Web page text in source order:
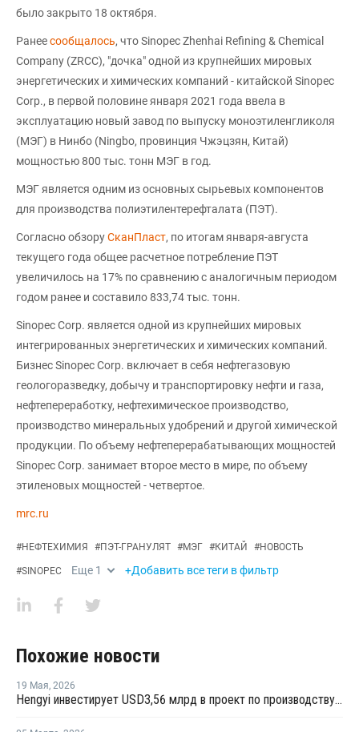
было закрыто 18 октября.
Ранеесообщалось, что Sinopec Zhenhai Refining & Chemical
Company (ZRCC), "дочка" одной из крупнейших мировых
энергетических и химических компаний - китайской Sinopec
Corp., в первой половине января 2021 года ввела в
эксплуатацию новый завод по выпуску моноэтиленгликоля
(МЭГ) в Нинбо (Ningbo, провинция Чжэцзян, Китай)
мощностью 800 тыс. тонн МЭГ в год.
МЭГ является одним из основных сырьевых компонентов
для производства полиэтилентерефталата (ПЭТ).
Согласно обзоруСканПласт, по итогам января-августа
текущего года общее расчетное потребление ПЭТ
увеличилось на 17% по сравнению с аналогичным периодом
годом ранее и составило 833,74 тыс. тонн.
Sinopec Corp. является одной из крупнейших мировых
интегрированных энергетических и химических компаний.
Бизнес Sinopec Corp. включает в себя нефтегазовую
геологоразведку, добычу и транспортировку нефти и газа,
нефтепереработку, нефтехимическое производство,
производство минеральных удобрений и другой химической
продукции. По объему нефтеперерабатывающих мощностей
Sinopec Corp. занимает второе место в мире, по объему
этиленовых мощностей - четвертое.
mrc.ru
#НЕФТЕХИМИЯ #ПЭТ-ГРАНУЛЯТ #МЭГ #КИТАЙ #НОВОСТЬ
#SINOPEC Еще 1 +Добавить все теги в фильтр
Похожие новости
19 Мая, 2026
Hengyi инвестирует USD3,56 млрд в проект по производству МЭГ из угля в Китае